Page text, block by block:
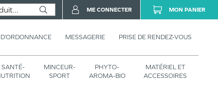
MESSAGERIE PRISE DE RENDEZ-VOUS
SANTÉ-
MINCEUR-
SPORT
PHYTO-
AROMA-BIO
MATÉRIEL ET
ACCESSOIRES
ME CONNECTER MON PANIER